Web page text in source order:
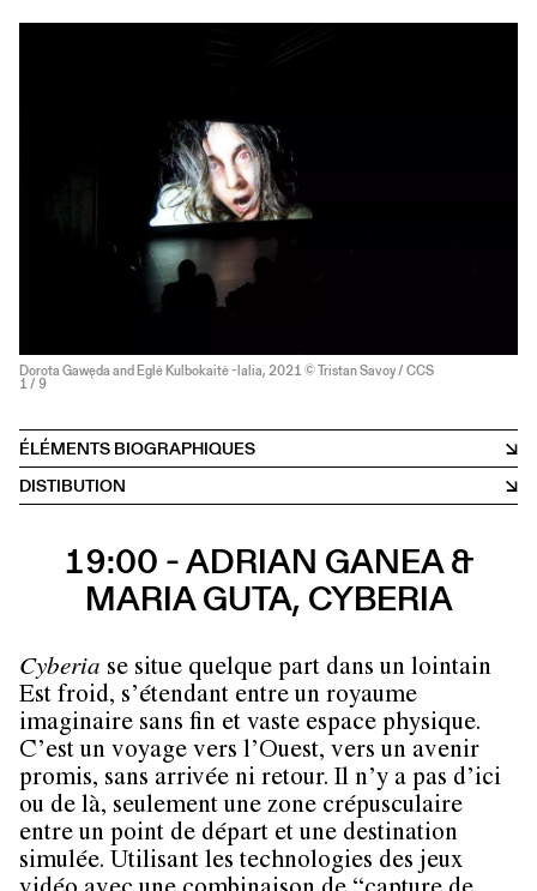
Dorota Gawęda and Eglė Kulbokaitė -lalia, 2021 © Tristan Savoy / CCS
1 / 9
ÉLÉMENTS BIOGRAPHIQUES
DISTIBUTION
19:00 - ADRIAN GANEA &
MARIA GUTA, CYBERIA
Cyberia se situe quelque part dans un lointain
Est froid, s’étendant entre un royaume
imaginaire sans fin et vaste espace physique.
C’est un voyage vers l’Ouest, vers un avenir
promis, sans arrivée ni retour. Il n’y a pas d’ici
ou de là, seulement une zone crépusculaire
entre un point de départ et une destination
simulée. Utilisant les technologies des jeux